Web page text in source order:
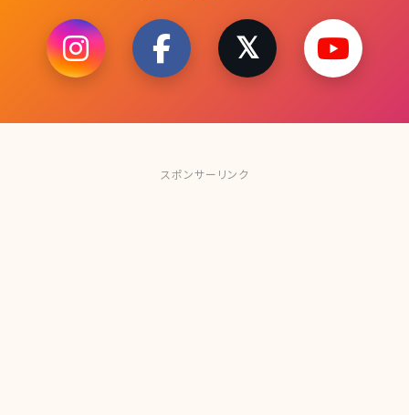
スポンサーリンク